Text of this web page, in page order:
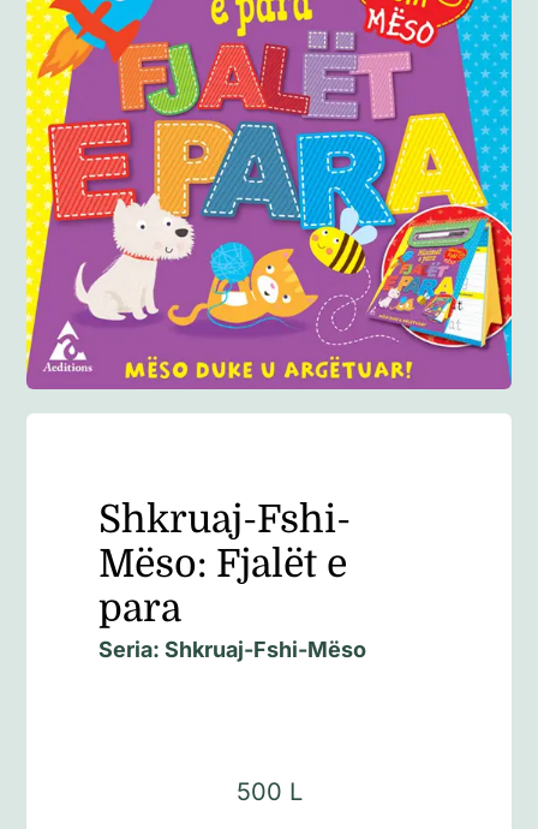
Anglisht
Ditarë
Evente
Blog
Shkruaj-Fshi-
Mëso: Fjalët e
para
Seria:Shkruaj-Fshi-Mëso
500 L